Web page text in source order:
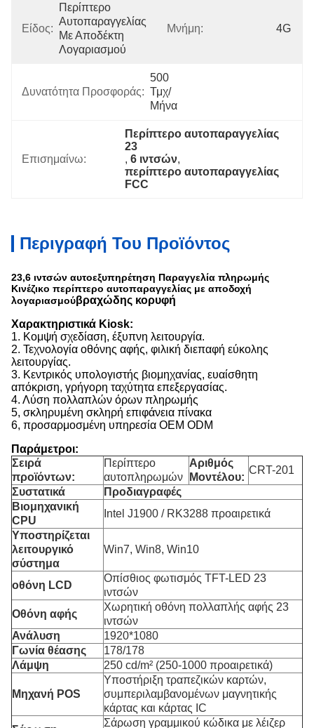
Είδος:
Περίπτερο
Αυτοπαραγγελίας
Με Αποδέκτη
Λογαριασμού
Μνήμη: 4G
Δυνατότητα Προσφοράς:
500
Τμχ/
Μήνα
Επισημαίνω:
Περίπτερο αυτοπαραγγελίας
23
, 6 ιντσών,
περίπτερο αυτοπαραγγελίας
FCC
Περιγραφή Του Προϊόντος
23,6 ιντσών αυτοεξυπηρέτηση Παραγγελία πληρωμής
Κινέζικο περίπτερο αυτοπαραγγελίας με αποδοχή
λογαριασμούβραχώδης κορυφή
Χαρακτηριστικά Kiosk:
1. Κομψή σχεδίαση, έξυπνη λειτουργία.
2. Τεχνολογία οθόνης αφής, φιλική διεπαφή εύκολης
λειτουργίας.
3. Κεντρικός υπολογιστής βιομηχανίας, ευαίσθητη
απόκριση, γρήγορη ταχύτητα επεξεργασίας.
4. Λύση πολλαπλών όρων πληρωμής
5, σκληρυμένη σκληρή επιφάνεια πίνακα
6, προσαρμοσμένη υπηρεσία OEM ODM
Παράμετροι:
Σειρά
προϊόντων:
Περίπτερο
αυτοπληρωμών
Αριθμός
Μοντέλου:
CRT-201
Συστατικά
Προδιαγραφές
Βιομηχανική
CPU
Intel J1900 / RK3288 προαιρετικά
Υποστηρίζεται
λειτουργικό
σύστημα
Win7, Win8, Win10
οθόνη LCD
Οπίσθιος φωτισμός TFT-LED 23
ιντσών
Οθόνη αφής
Χωρητική οθόνη πολλαπλής αφής 23
ιντσών
Ανάλυση
1920*1080
Γωνία θέασης
178/178
Λάμψη
250 cd/m² (250-1000 προαιρετικά)
Μηχανή POS
Υποστήριξη τραπεζικών καρτών,
συμπεριλαμβανομένων μαγνητικής
κάρτας και κάρτας IC
Σάρωση γραμμικού κώδικα με λέιζερ